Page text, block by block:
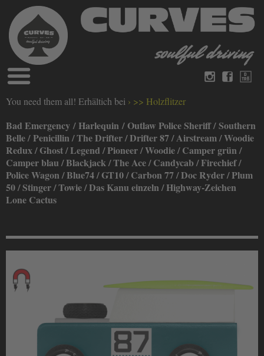
Blog
Magazine
Bücher
Videos
Deutsch
über Curves
Impressum
Datenschutz
Kontakt
You need them all! Erhältich bei >> Holzflitzer
Bad Emergency / Harlequin / Outlaw Police Sheriff / Southern
Belle / Penicillin / The Drifter / Drifter 87 / Airstream / Woodie
Redux / Ghost / Legend / Pioneer / Woodie / Camper grün /
Camper blau / Blackjack / The Ace / Candycab / Firechief /
Police Wagon / Blue74 / GT10 / Carbon 77 / Doc Ryder / Plum
50 / Stinger / Towie / Das Kanu einzeln / Highway-Zeichen
Lone Cactus